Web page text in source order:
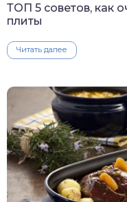
ТОП 5 советов, как
плиты
Читать далее